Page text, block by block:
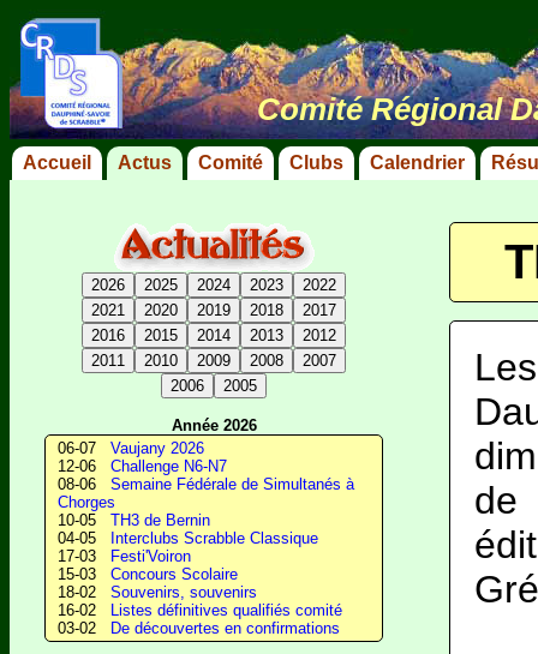
Comité Régional
Accueil Actus Comité Clubs Calendrier
2026 2025 2024 2023
2022
2021
2020 2019 2018
2017
2016
2015 2014 2013
2012
2011
2010 2009 2008
2007
2006
2005
Année 2026
06-07 Vaujany 2026
12-06 Challenge N6-N7
08-06 Semaine Fédérale de Simultanés à
Chorges
10-05 TH3 de Bernin
04-05 Interclubs Scrabble Classique
17-03 Festi'Voiron
15-03 Concours Scolaire
18-02 Souvenirs, souvenirs
16-02 Listes définitives qualifiés comité
03-02 De découvertes en confirmations
de